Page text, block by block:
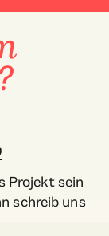
Projekt sein
schreib uns